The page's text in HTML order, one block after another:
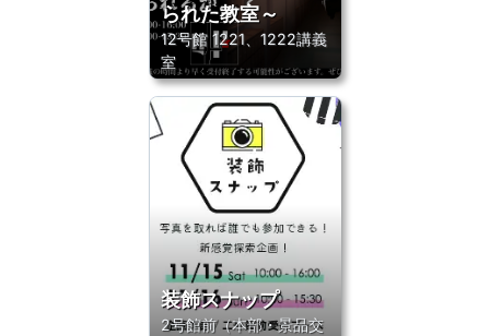
られた教室～
12号館 1221、1222講義
室
装飾スナップ
2号館前（本部・景品交